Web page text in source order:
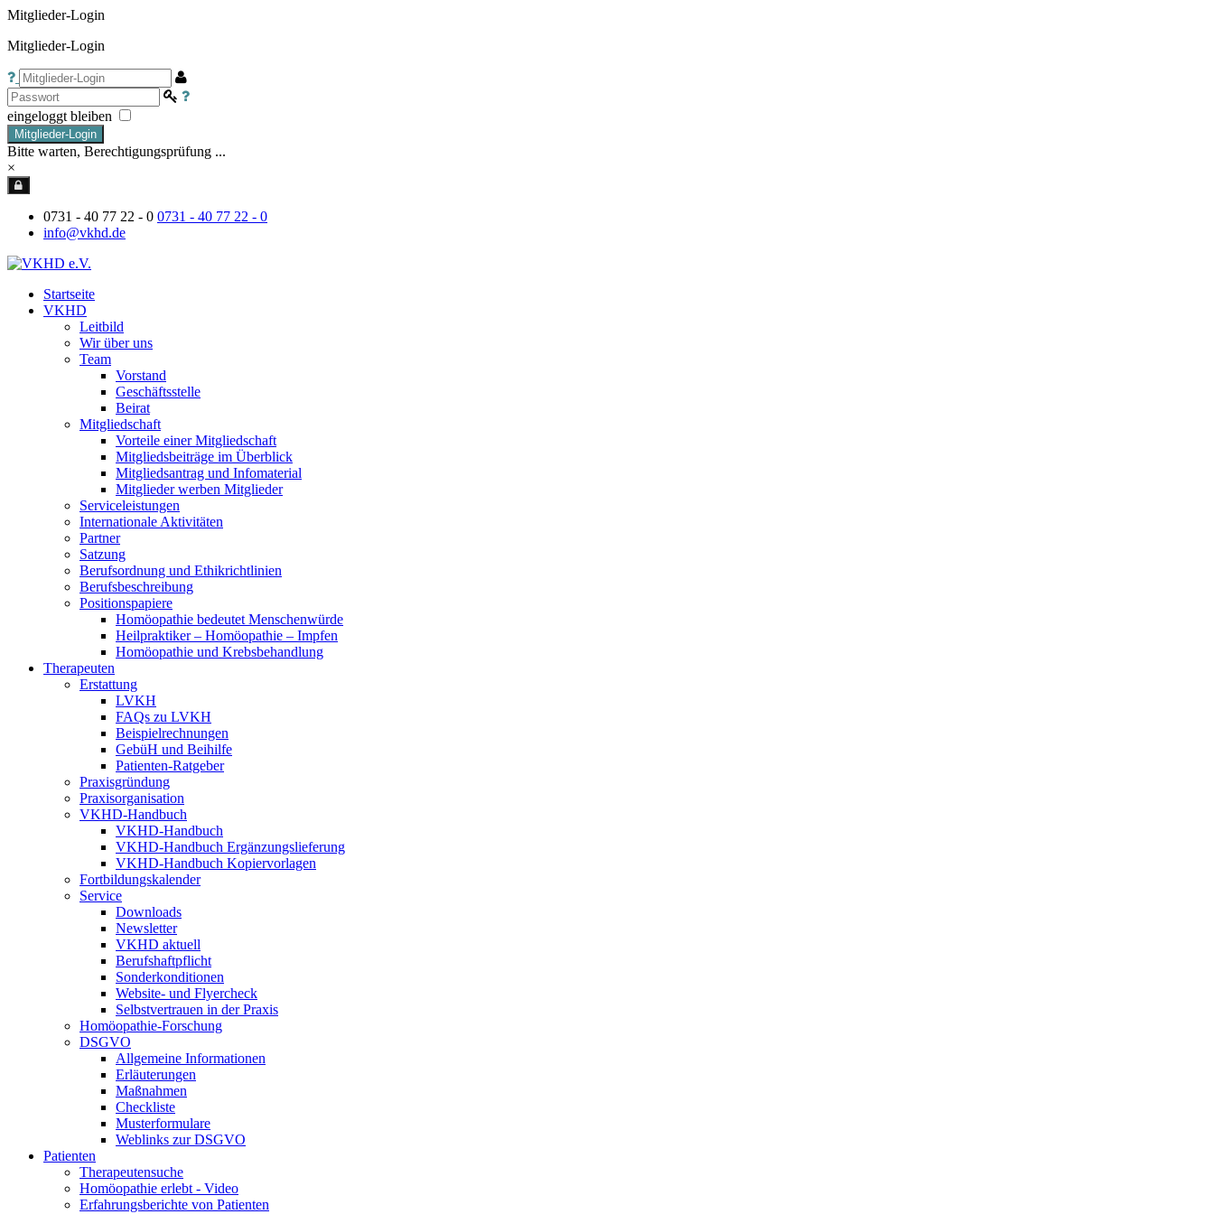
Mitglieder-Login
Mitglieder-Login
eingeloggt bleiben
Mitglieder-Login
Bitte warten, Berechtigungsprüfung ...
×
0731 - 40 77 22 - 0 0731 - 40 77 22 - 0
info@vkhd.de
Startseite
VKHD
Leitbild
Wir über uns
Team
Vorstand
Geschäftsstelle
Beirat
Mitgliedschaft
Vorteile einer Mitgliedschaft
Mitgliedsbeiträge im Überblick
Mitgliedsantrag und Infomaterial
Mitglieder werben Mitglieder
Serviceleistungen
Internationale Aktivitäten
Partner
Satzung
Berufsordnung und Ethikrichtlinien
Berufsbeschreibung
Positionspapiere
Homöopathie bedeutet Menschenwürde
Heilpraktiker – Homöopathie – Impfen
Homöopathie und Krebsbehandlung
Therapeuten
Erstattung
LVKH
FAQs zu LVKH
Beispielrechnungen
GebüH und Beihilfe
Patienten-Ratgeber
Praxisgründung
Praxisorganisation
VKHD-Handbuch
VKHD-Handbuch
VKHD-Handbuch Ergänzungslieferung
VKHD-Handbuch Kopiervorlagen
Fortbildungskalender
Service
Downloads
Newsletter
VKHD aktuell
Berufshaftpflicht
Sonderkonditionen
Website- und Flyercheck
Selbstvertrauen in der Praxis
Homöopathie-Forschung
DSGVO
Allgemeine Informationen
Erläuterungen
Maßnahmen
Checkliste
Musterformulare
Weblinks zur DSGVO
Patienten
Therapeutensuche
Homöopathie erlebt - Video
Erfahrungsberichte von Patienten